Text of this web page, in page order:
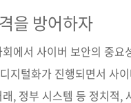
이트(가나다순) [교보문
을 방어하자
에서 사이버 보안의 중요
지털화가 진행되면서 사
, 정부 시스템 등 정치적,